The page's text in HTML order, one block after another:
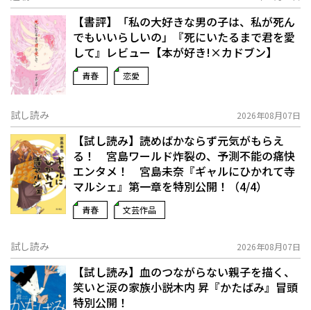
【書評】「私の大好きな男の子は、私が死ん
でもいいらしいの」――『死にいたるまで君を愛
して』レビュー【本が好き!×カドブン】
青春 恋愛
試し読み 2026年08月07日
【試し読み】読めばかならず元気がもらえ
る！ 宮島ワールド炸裂の、予測不能の痛快
エンタメ！ 宮島未奈『ギャルにひかれて寺
マルシェ』第一章を特別公開！（4/4）
青春 文芸作品
試し読み 2026年08月07日
【試し読み】血のつながらない親子を描く、
笑いと涙の家族小説――木内 昇『かたばみ』冒頭
特別公開！